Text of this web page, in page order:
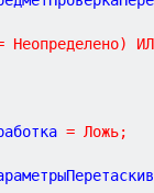
Неопределено)
= Ложь;